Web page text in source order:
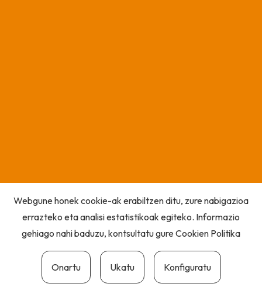
Webgune honek cookie-ak erabiltzen ditu, zure nabigazioa
errazteko eta analisi estatistikoak egiteko. Informazio
gehiago nahi baduzu, kontsultatu gureCookien Politika
Onartu Ukatu Konfiguratu